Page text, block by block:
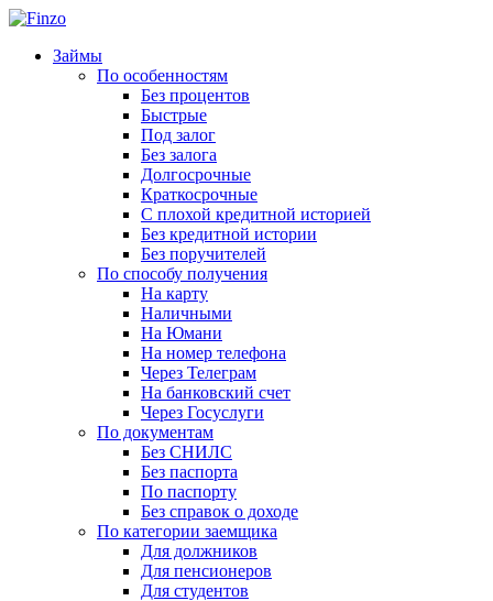
Займы
По особенностям
Без процентов
Быстрые
Под залог
Без залога
Долгосрочные
Краткосрочные
С плохой кредитной историей
Без кредитной истории
Без поручителей
По способу получения
На карту
Наличными
На Юмани
На номер телефона
Через Телеграм
На банковский счет
Через Госуслуги
По документам
Без СНИЛС
Без паспорта
По паспорту
Без справок о доходе
По категории заемщика
Для должников
Для пенсионеров
Для студентов